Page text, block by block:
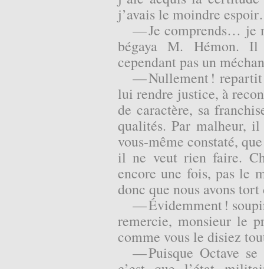
j’avais le moindre
— Je comprends… je
bégaya M. Hémon.
cependant pas un
— Nullement !
lui rendre justice, à
de caractère, sa
qualités. Par malheur, il
vous-même constaté,
il ne veut rien faire.
encore une fois, pas le
donc que nous avons
— Évidemment !
remercie, monsieur le
comme vous le disiez
— Puisque Octave